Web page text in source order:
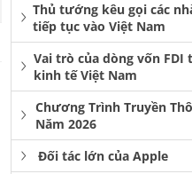
Thủ tướng kêu gọi các
tiếp tục vào Việt Nam
Vai trò của dòng vốn
kinh tế Việt Nam
Chương Trình Truyền
Năm 2026
Đối tác lớn của Apple